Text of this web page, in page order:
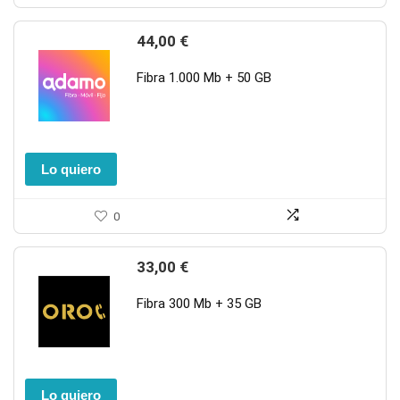
44,00 €
Fibra 1.000 Mb + 50 GB
0
Lo quiero
33,00 €
Fibra 300 Mb + 35 GB
Lo quiero